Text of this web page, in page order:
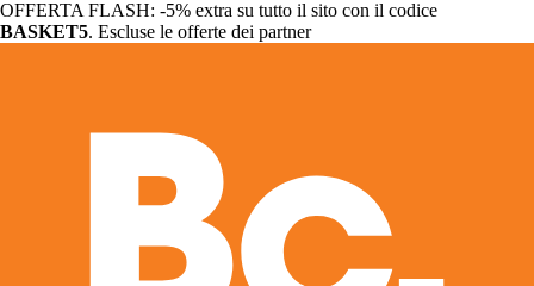
OFFERTA FLASH: -5% extra su tutto il sito con il codice
BASKET5. Escluse le offerte dei partner